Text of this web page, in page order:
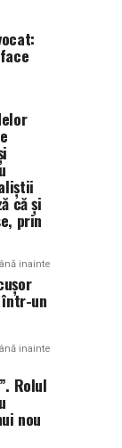
că și
prin
inainte
un
inainte
Rolul
nou